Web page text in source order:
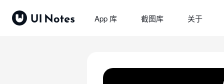
App 库 截图库 关于